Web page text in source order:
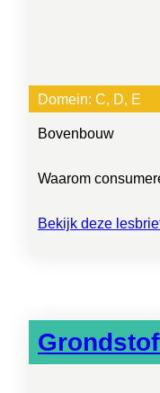
Domein: C, D, E
Bovenbouw
Waarom
Bekijk deze